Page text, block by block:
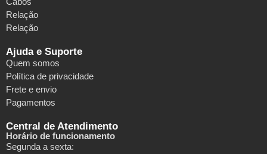
Relação
Relação
Ajuda e Suporte
Quem somos
Política de privacidade
Frete e envio
Pagamentos
Central de Atendimento
Horário de funcionamento
Segunda a sexta: